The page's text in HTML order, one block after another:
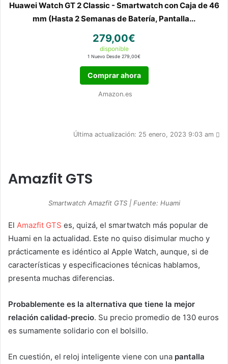
Huawei Watch GT 2 Classic - Smartwatch con Caja de 46
mm (Hasta 2 Semanas de Batería, Pantalla...
279,00€
disponible
1 Nuevo Desde 279,00€
Comprar ahora
Amazon.es
Última actualización: 25 enero, 2023 9:03 am
Amazfit GTS
Smartwatch Amazfit GTS | Fuente: Huami
El Amazfit GTS es, quizá, el smartwatch más popular de
Huami en la actualidad. Este no quiso disimular mucho y
prácticamente es idéntico al Apple Watch, aunque, si de
características y especificaciones técnicas hablamos,
presenta muchas diferencias.
Probablemente es la alternativa que tiene la mejor
relación calidad-precio. Su precio promedio de 130 euros
es sumamente solidario con el bolsillo.
En cuestión, el reloj inteligente viene con una pantalla